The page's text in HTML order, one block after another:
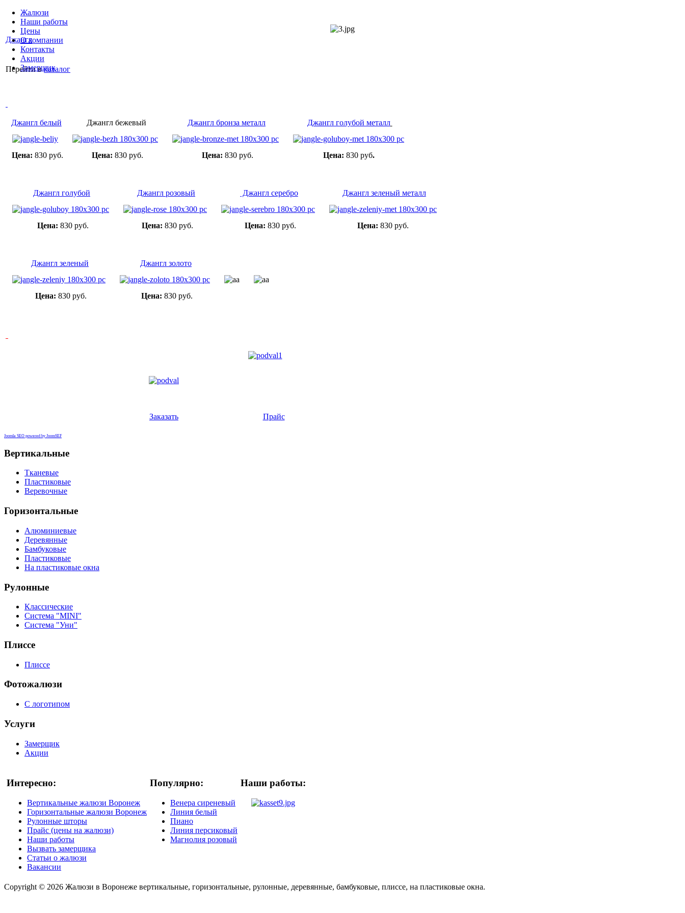
Жалюзи
Наши работы
Цены
О компании
Контакты
Акции
Замерщик
Джангл
Перейти вкаталог
Джангл белый Джангл бежевый Джангл бронза металл Джангл голубой металл
Цена: 830 руб. Цена: 830 руб. Цена: 830 руб. Цена: 830 руб.
Джангл голубой Джангл розовый Джангл серебро Джангл зеленый металл
Цена: 830 руб. Цена: 830 руб. Цена: 830 руб. Цена: 830 руб.
Джангл зеленый Джангл золото
Цена: 830 руб. Цена: 830 руб.
Заказать Прайс
Joomla SEO powered by JoomSEF
Вертикальные
Тканевые
Пластиковые
Веревочные
Горизонтальные
Алюминиевые
Деревянные
Бамбуковые
Пластиковые
На пластиковые окна
Рулонные
Классические
Система "MINI"
Система "Уни"
Плиссе
Плиссе
Фотожалюзи
С логотипом
Услуги
Замерщик
Акции
Интересно:
Вертикальные жалюзи Воронеж
Горизонтальные жалюзи Воронеж
Рулонные шторы
Прайс (цены на жалюзи)
Наши работы
Вызвать замерщика
Статьи о жалюзи
Вакансии
Популярно:
Венера сиреневый
Линия белый
Пиано
Линия персиковый
Магнолия розовый
Наши работы:
Copyright © 2026 Жалюзи в Воронеже вертикальные, горизонтальные, рулонные, деревянные, бамбуковые, плиссе, на пластиковые окна.